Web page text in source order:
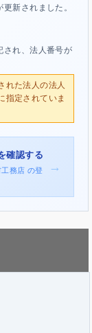
新されました。
され、法人番号が
た法人の法人
指定されていま
確認する
務店 の登
→